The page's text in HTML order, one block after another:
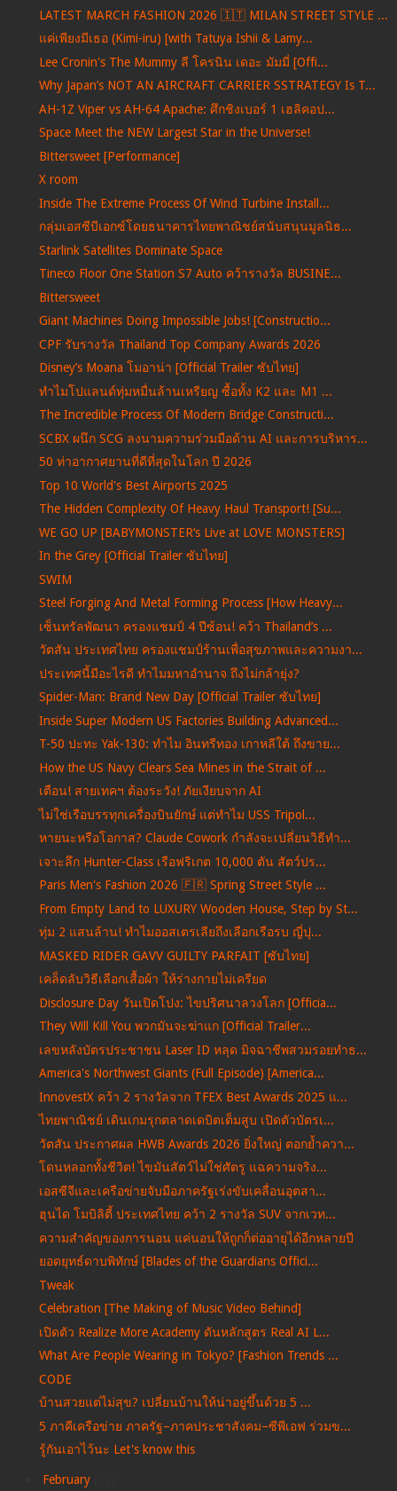
LATEST MARCH FASHION 2026 🇮🇹 MILAN STREET STYLE ...
แค่เพียงมีเธอ (Kimi-iru) [with Tatuya Ishii & Lamy...
Lee Cronin's The Mummy ลี โครนิน เดอะ มัมมี่ [Offi...
Why Japan’s NOT AN AIRCRAFT CARRIER SSTRATEGY Is T...
AH-1Z Viper vs AH-64 Apache: ศึกชิงเบอร์ 1 เฮลิคอป...
Space Meet the NEW Largest Star in the Universe!
Bittersweet [Performance]
X room
Inside The Extreme Process Of Wind Turbine Install...
กลุ่มเอสซีบีเอกซ์โดยธนาคารไทยพาณิชย์สนับสนุนมูลนิธ...
Starlink Satellites Dominate Space
Tineco Floor One Station S7 Auto คว้ารางวัล BUSINE...
Bittersweet
Giant Machines Doing Impossible Jobs! [Constructio...
CPF รับรางวัล Thailand Top Company Awards 2026
Disney’s Moana โมอาน่า [Official Trailer ซับไทย]
ทำไมโปแลนด์ทุ่มหมื่นล้านเหรียญ ซื้อทั้ง K2 และ M1 ...
The Incredible Process Of Modern Bridge Constructi...
SCBX ผนึก SCG ลงนามความร่วมมือด้าน AI และการบริหาร...
50 ท่าอากาศยานที่ดีที่สุดในโลก ปี 2026
Top 10 World's Best Airports 2025
The Hidden Complexity Of Heavy Haul Transport! [Su...
WE GO UP [BABYMONSTER‘s Live at LOVE MONSTERS]
In the Grey [Official Trailer ซับไทย]
SWIM
Steel Forging And Metal Forming Process [How Heavy...
เซ็นทรัลพัฒนา ครองแชมป์ 4 ปีซ้อน! คว้า Thailand’s ...
วัตสัน ประเทศไทย ครองแชมป์ร้านเพื่อสุขภาพและความงา...
ประเทศนี้มีอะไรดี ทำไมมหาอำนาจ ถึงไม่กล้ายุ่ง?
Spider-Man: Brand New Day [Official Trailer ซับไทย]
Inside Super Modern US Factories Building Advanced...
T-50 ปะทะ Yak-130: ทำไม อินทรีทอง เกาหลีใต้ ถึงขาย...
How the US Navy Clears Sea Mines in the Strait of ...
เตือน! สายเทคฯ ต้องระวัง! ภัยเงียบจาก AI
ไม่ใช่เรือบรรทุกเครื่องบินยักษ์ แต่ทำไม USS Tripol...
หายนะหรือโอกาส? Claude Cowork กำลังจะเปลี่ยนวิธีทำ...
เจาะลึก Hunter-Class เรือฟริเกต 10,000 ตัน สัตว์ปร...
Paris Men's Fashion 2026 🇫🇷 Spring Street Style ...
From Empty Land to LUXURY Wooden House, Step by St...
ทุ่ม 2 แสนล้าน! ทำไมออสเตรเลียถึงเลือกเรือรบ ญี่ปุ...
MASKED RIDER GAVV GUILTY PARFAIT [ซับไทย]
เคล็ดลับวิธีเลือกเสื้อผ้า ให้ร่างกายไม่เครียด
Disclosure Day วันเปิดโปง: ไขปริศนาลวงโลก [Officia...
They Will Kill You พวกมันจะฆ่าแก [Official Trailer...
เลขหลังบัตรประชาชน Laser ID หลุด มิจฉาชีพสวมรอยทำธ...
America's Northwest Giants (Full Episode) [America...
InnovestX คว้า 2 รางวัลจาก TFEX Best Awards 2025 แ...
ไทยพาณิชย์ เดินเกมรุกตลาดเดบิตเต็มสูบ เปิดตัวบัตรเ...
วัตสัน ประกาศผล HWB Awards 2026 ยิ่งใหญ่ ตอกย้ำควา...
โดนหลอกทั้งชีวิต! ไขมันสัตว์ไม่ใช่ศัตรู แฉความจริง...
เอสซีจีและเครือข่ายจับมือภาครัฐเร่งขับเคลื่อนอุตสา...
ฮุนได โมบิลิตี้ ประเทศไทย คว้า 2 รางวัล SUV จากเวท...
ความสำคัญของการนอน แค่นอนให้ถูกก็ต่ออายุได้อีกหลายปี
ยอดยุทธ์ดาบพิทักษ์ [Blades of the Guardians Offici...
Tweak
Celebration [The Making of Music Video Behind]
เปิดตัว Realize More Academy ดันหลักสูตร Real AI L...
What Are People Wearing in Tokyo? [Fashion Trends ...
CODE
บ้านสวยแต่ไม่สุข? เปลี่ยนบ้านให้น่าอยู่ขึ้นด้วย 5 ...
5 ภาคีเครือข่าย ภาครัฐ–ภาคประชาสังคม–ซีพีเอฟ ร่วมข...
รู้กันเอาไว้นะ Let's know this
February